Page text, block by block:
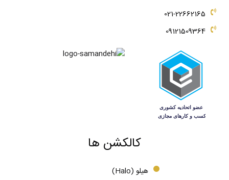
021-22662165
09121509364
کالکشن ها
هیلو (Halo)